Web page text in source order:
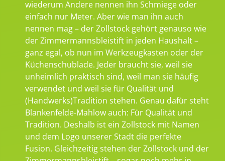
wiederum Andere nennen ihn Schmiege oder
einfach nur Meter. Aber wie man ihn auch
nennen mag – der Zollstock gehört genauso wie
der Zimmermannsbleistift in jeden Haushalt –
ganz egal, ob nun im Werkzeugkasten oder der
Küchenschublade. Jeder braucht sie, weil sie
unheimlich praktisch sind, weil man sie häufig
verwendet und weil sie für Qualität und
(Handwerks)Tradition stehen. Genau dafür steht
Blankenfelde-Mahlow auch: Für Qualität und
Tradition. Deshalb ist ein Zollstock mit Namen
und dem Logo unserer Stadt die perfekte
Fusion. Gleichzeitig stehen der Zollstock und der